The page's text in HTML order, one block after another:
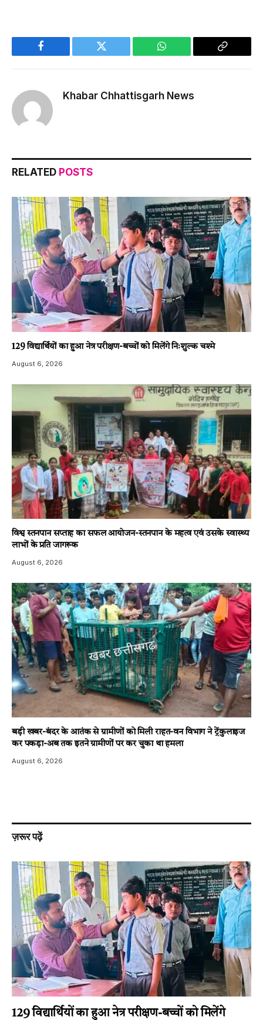
Facebook Twitter WhatsApp
Copy
Khabar Chhattisgarh News
RELATED POSTS
129 विद्यार्थियों का हुआ नेत्र परीक्षण-बच्चों को मिलेंगे निःशुल्क चश्मे
August 6, 2026
विश्व स्तनपान सप्ताह का सफल आयोजन-स्तनपान के महत्व एवं उसके स्वास्थ्य
लाभों के प्रति जागरूक
August 6, 2026
बड़ी खबर-बंदर के आतंक से ग्रामीणों को मिली राहत-वन विभाग ने ट्रेंकुलाइज
कर पकड़ा-अब तक इतने ग्रामीणों पर कर चुका था हमला
August 6, 2026
ज़रूर पढ़ें
129 विद्यार्थियों का हुआ नेत्र परीक्षण-बच्चों को मिलेंगे